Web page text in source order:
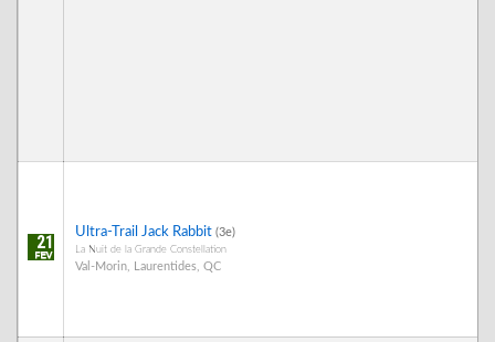
21 Ultra-Trail Jack Rabbit (3e)
La Nuit de la Grande Constellation
Val-Morin, Laurentides, QC